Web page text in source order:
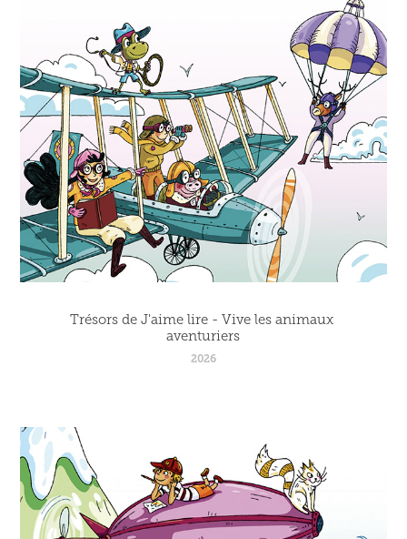
Trésors de J'aime lire - Vive les animaux
aventuriers
2026